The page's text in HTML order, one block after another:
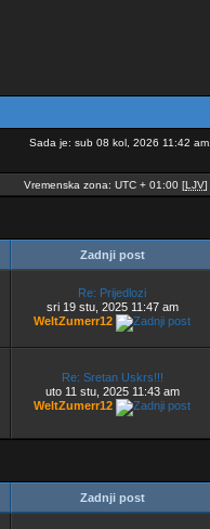
Sada je: sub 08 kol, 2026 11:42 am.
Vremenska zona: UTC + 01:00 [LJV]
Zadnji post
Re: Prijedlozi
sri 19 stu, 2025 11:47 am
WeltZumerr12
Re: Sretan Uskrs!!!
uto 11 stu, 2025 11:43 am
WeltZumerr12
Zadnji post